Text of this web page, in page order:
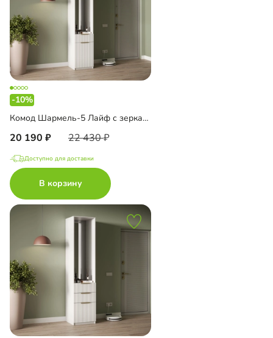
-10%
Комод Шармель-5 Лайф с зеркалом и антресолью
20 190 22 430
Доступно для доставки
В корзину